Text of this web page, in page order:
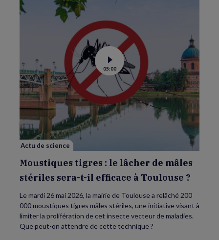
Voir
la
vidéo
de
Moustiques
tigres
le
lâcher
de
il
efficace
à
Toulouse
?
05:00
Actu de science
Moustiques tigres : le lâcher de mâles
stériles sera-t-il efficace à Toulouse ?
Le mardi 26 mai 2026, la mairie de Toulouse a relâché 200
000 moustiques tigres mâles stériles, une initiative visant à
limiter la prolifération de cet insecte vecteur de maladies.
Que peut-on attendre de cette technique ?